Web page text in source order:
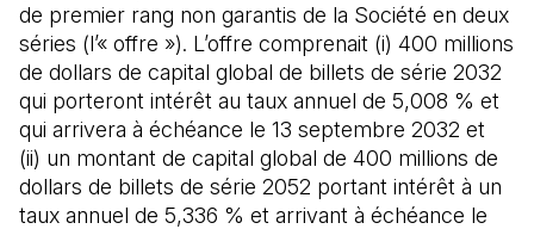
de premier rang non garantis de la Société en deux
séries (l’« offre »). L’offre comprenait (i) 400 millions
de dollars de capital global de billets de série 2032
qui porteront intérêt au taux annuel de 5,008 % et
qui arrivera à échéance le 13 septembre 2032 et
(ii) un montant de capital global de 400 millions de
dollars de billets de série 2052 portant intérêt à un
taux annuel de 5,336 % et arrivant à échéance le